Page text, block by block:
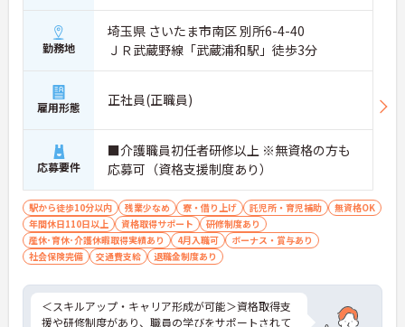
勤務地
埼玉県 さいたま市南区 別所6-4-40
ＪＲ武蔵野線「武蔵浦和駅」徒歩3分
雇用形態 正社員(正職員)
応募要件
■介護職員初任者研修以上 ※無資格の方も
応募可（資格支援制度あり）
駅から徒歩10分以内 残業少なめ 寮・借り上げ 託児所・育児補助
無資格OK
年間休日110日以上
資格取得サポート
研修制度あり
産休･育休･介護休暇取得実績あり
4月入職可
ボーナス・賞与あり
社会保険完備
交通費支給 退職金制度あり
＜スキルアップ・キャリア形成が可能＞資格取得支
援や研修制度があり、職員の学びをサポートされて